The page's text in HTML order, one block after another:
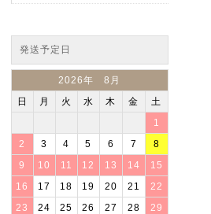
発送予定日
2026年 8月
日 月 火 水 木 金 土
1
2 3 4 5 6 7 8
9 10 11 12 13 14 15
16 17 18 19 20 21 22
23 24 25 26 27 28 29